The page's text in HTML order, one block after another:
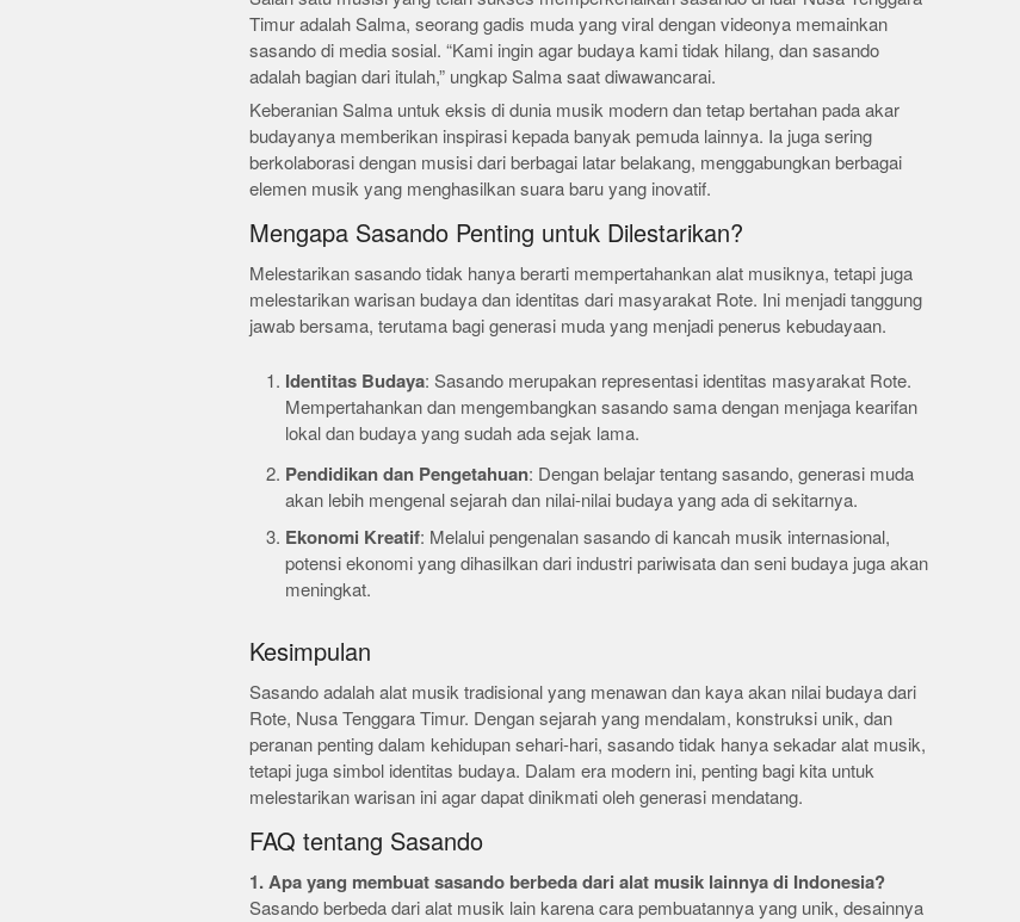
Timur adalah Salma, seorang gadis muda yang viral dengan videonya memainkan
sasando di media sosial. “Kami ingin agar budaya kami tidak hilang, dan sasando
adalah bagian dari itulah,” ungkap Salma saat diwawancarai.
Keberanian Salma untuk eksis di dunia musik modern dan tetap bertahan pada akar
budayanya memberikan inspirasi kepada banyak pemuda lainnya. Ia juga sering
berkolaborasi dengan musisi dari berbagai latar belakang, menggabungkan berbagai
elemen musik yang menghasilkan suara baru yang inovatif.
Mengapa Sasando Penting untuk Dilestarikan?
Melestarikan sasando tidak hanya berarti mempertahankan alat musiknya, tetapi juga
melestarikan warisan budaya dan identitas dari masyarakat Rote. Ini menjadi tanggung
jawab bersama, terutama bagi generasi muda yang menjadi penerus kebudayaan.
Identitas Budaya: Sasando merupakan representasi identitas masyarakat Rote.
Mempertahankan dan mengembangkan sasando sama dengan menjaga kearifan
lokal dan budaya yang sudah ada sejak lama.
Pendidikan dan Pengetahuan: Dengan belajar tentang sasando, generasi muda
akan lebih mengenal sejarah dan nilai-nilai budaya yang ada di sekitarnya.
Ekonomi Kreatif: Melalui pengenalan sasando di kancah musik internasional,
potensi ekonomi yang dihasilkan dari industri pariwisata dan seni budaya juga akan
meningkat.
Kesimpulan
Sasando adalah alat musik tradisional yang menawan dan kaya akan nilai budaya dari
Rote, Nusa Tenggara Timur. Dengan sejarah yang mendalam, konstruksi unik, dan
peranan penting dalam kehidupan sehari-hari, sasando tidak hanya sekadar alat musik,
tetapi juga simbol identitas budaya. Dalam era modern ini, penting bagi kita untuk
melestarikan warisan ini agar dapat dinikmati oleh generasi mendatang.
FAQ tentang Sasando
1. Apa yang membuat sasando berbeda dari alat musik lainnya di Indonesia?
Sasando berbeda dari alat musik lain karena cara pembuatannya yang unik, desainnya